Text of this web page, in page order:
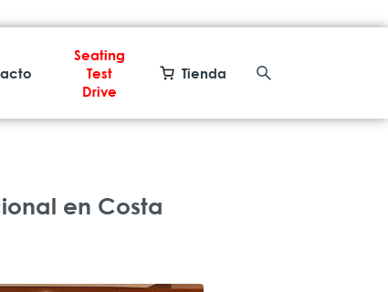
Seating
Test
Drive
Tienda
en Costa